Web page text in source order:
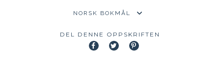
DEL DENNE OPPSKRIFTEN